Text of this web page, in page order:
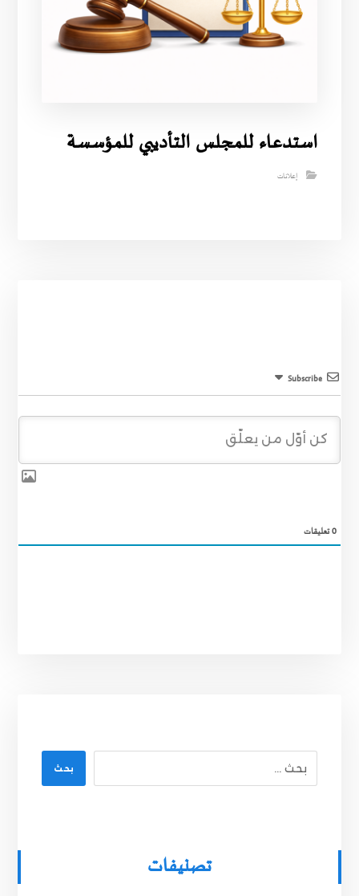
استدعاء للمجلس التأديبي للمؤسسة
إعلانات
Subscribe
0تعليقات
بحث
تصنيفات